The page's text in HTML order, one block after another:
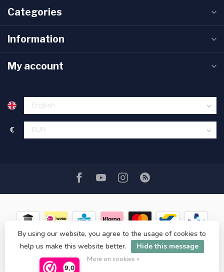
9,0
Categories
Information
My account
€
© Copyright 2026 ASATGROOTHANDEL.NL
By using our website, you agree to the usage of cookies to
help us make this website better.
Hide this message
More on cookies »